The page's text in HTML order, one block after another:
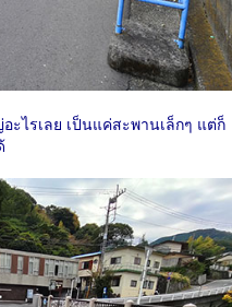
ไรเลย เป็นแค่สะพานเล็กๆ แต่ก็